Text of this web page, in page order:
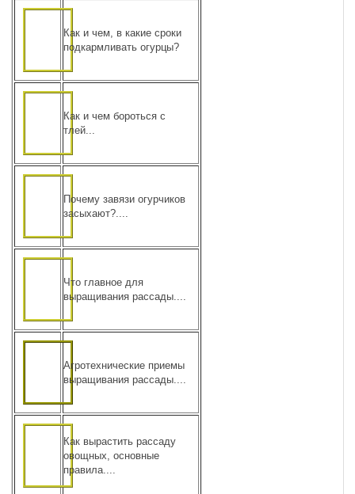
Как и чем, в какие сроки
подкармливать огурцы?
Как и чем бороться с
тлей...
Почему завязи огурчиков
засыхают?....
Что главное для
выращивания рассады....
Агротехнические приемы
выращивания рассады....
Как вырастить рассаду
овощных, основные
правила....